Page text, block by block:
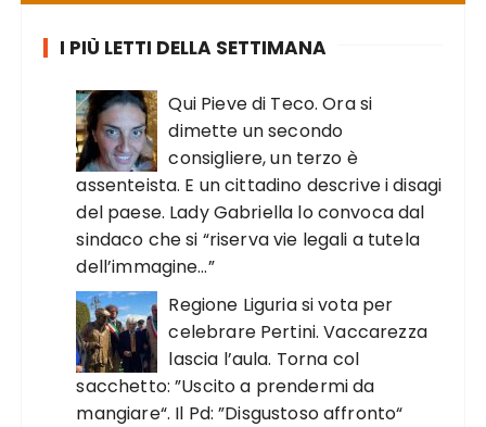
I PIÙ LETTI DELLA SETTIMANA
Qui Pieve di Teco. Ora si
dimette un secondo
consigliere, un terzo è
assenteista. E un cittadino descrive i disagi
del paese. Lady Gabriella lo convoca dal
sindaco che si “riserva vie legali a tutela
dell’immagine…”
Regione Liguria si vota per
celebrare Pertini. Vaccarezza
lascia l’aula. Torna col
sacchetto: ”Uscito a prendermi da
mangiare“. Il Pd: ”Disgustoso affronto“